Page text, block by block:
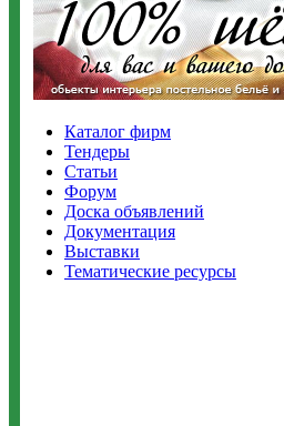
Каталог фирм
Тендеры
Статьи
Форум
Доска объявлений
Документация
Выставки
Тематические ресурсы